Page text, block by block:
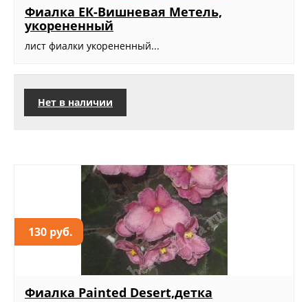
Фиалка ЕК-Вишневая Метель,
укорененный
лист фиалки укорененный...
Нет в наличии
130 руб.
Фиалка Painted Desert,детка